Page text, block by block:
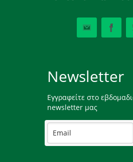
Newsletter
Εγγραφείτε στο
newsletter μας